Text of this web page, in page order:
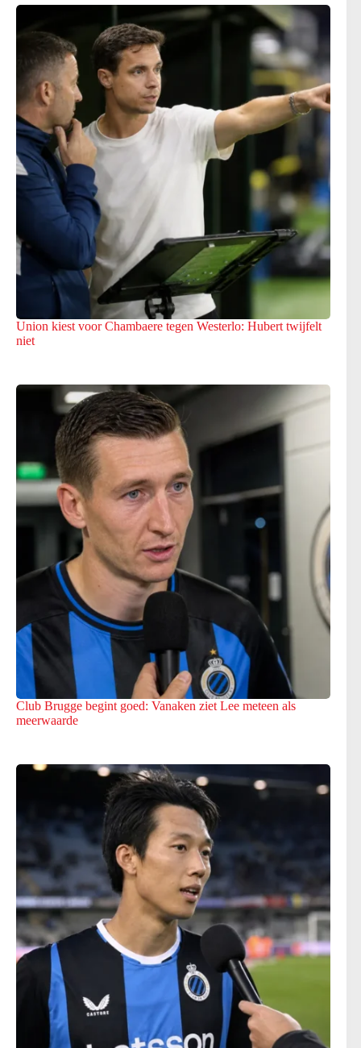
Union kiest voor Chambaere tegen Westerlo: Hubert twijfelt
niet
Club Brugge begint goed: Vanaken ziet Lee meteen als
meerwaarde